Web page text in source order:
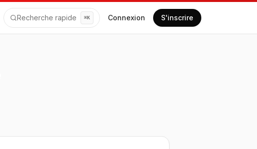
Recherche rapide ⌘K Connexion S'inscrire